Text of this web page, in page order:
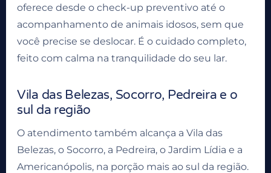
oferece desde o check-up preventivo até o
acompanhamento de animais idosos, sem que
você precise se deslocar. É o cuidado completo,
feito com calma na tranquilidade do seu lar.
Vila das Belezas, Socorro, Pedreira e o
sul da região
O atendimento também alcança a Vila das
Belezas, o Socorro, a Pedreira, o Jardim Lídia e a
Americanópolis, na porção mais ao sul da região.